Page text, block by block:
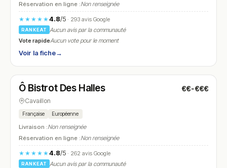
Réservation en ligne :Non renseignée
★★★★★4.8/5· 293 avis Google
RANKEAT
Aucun avis par la communauté
Vote rapideAucun vote pour le moment
Voir la fiche→
N° 9
Ô Bistrot Des Halles €€-€€€
Cavaillon
Française Européenne
Livraison :Non renseignée
Réservation en ligne :Non renseignée
★★★★★4.8/5· 262 avis Google
RANKEAT
Aucun avis par la communauté